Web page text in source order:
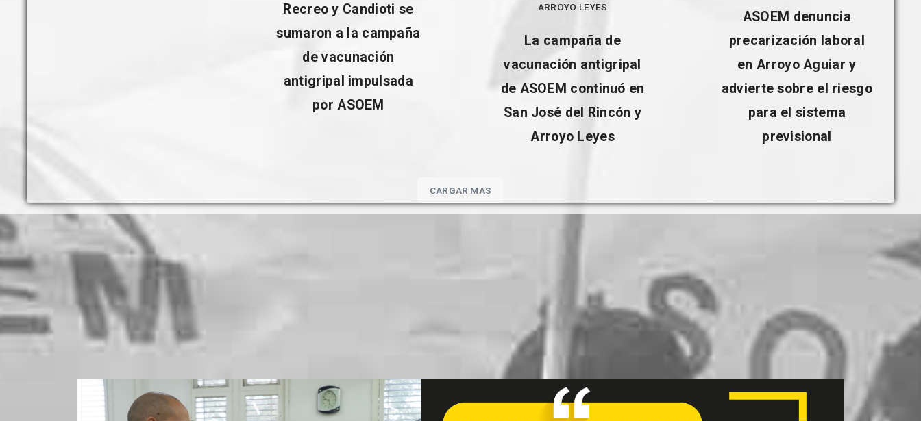
Recreo y Candioti se
sumaron a la campaña
de vacunación
antigripal impulsada
por ASOEM
ARROYO LEYES
La campaña de
vacunación antigripal
de ASOEM continuó en
San José del Rincón y
Arroyo Leyes
ASOEM denuncia
precarización laboral
en Arroyo Aguiar y
advierte sobre el riesgo
para el sistema
previsional
CARGAR MAS